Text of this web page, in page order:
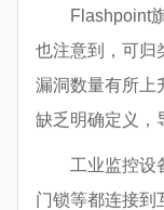
Flashpoint
也注意到，可归
漏洞数量有所上
缺乏明确定义，
工业监控设
门锁等都连接到